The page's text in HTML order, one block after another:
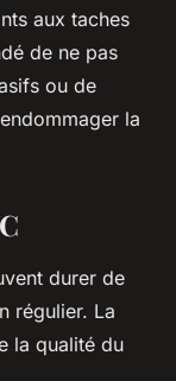
aux taches
de ne pas
ou de
la
durer de
régulier. La
la qualité du